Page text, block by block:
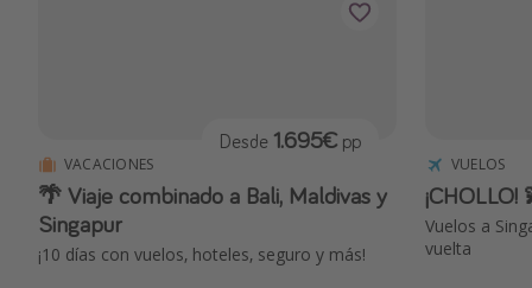
VACACIONES
🌴 Viaje combinado a Bali, Maldivas y
Singapur
¡10 días con vuelos, hoteles, seguro y más!
Desde 1.695€ pp
VUELOS
Vuelos a
vuelta